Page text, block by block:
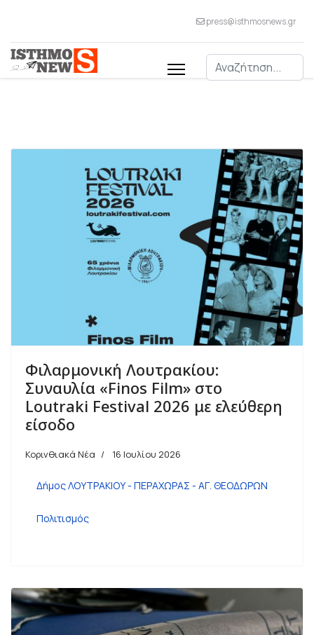
press@isthmosnews.gr
Αναζήτηση
Φιλαρμονική Λουτρακίου:
Συναυλία «Finos Film» στο
Loutraki Festival 2026 με ελεύθερη
είσοδο
Κορινθιακά Νέα 16 Ιουλίου 2026
Δήμος ΛΟΥΤΡΑΚΙΟΥ - ΠΕΡΑΧΩΡΑΣ - ΑΓ. ΘΕΟΔΩΡΩΝ
Πολιτισμός